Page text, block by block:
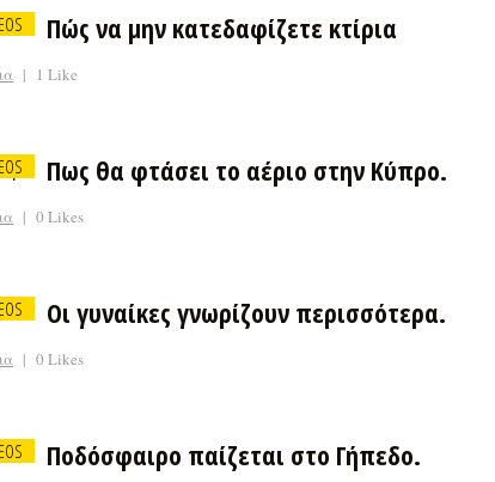
Πώς να μην κατεδαφίζετε κτίρια
| 1 Like
Πως θα φτάσει το αέριο στην Κύπρο.
| 0 Likes
Οι γυναίκες γνωρίζουν περισσότερα.
| 0 Likes
Ποδόσφαιρο παίζεται στο Γήπεδο.